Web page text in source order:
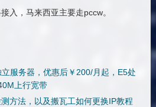
入，马来西亚主要走pccw。
服务器，优惠后￥200/月起，E5处
上行宽带
方法，以及搬瓦工如何更换IP教程